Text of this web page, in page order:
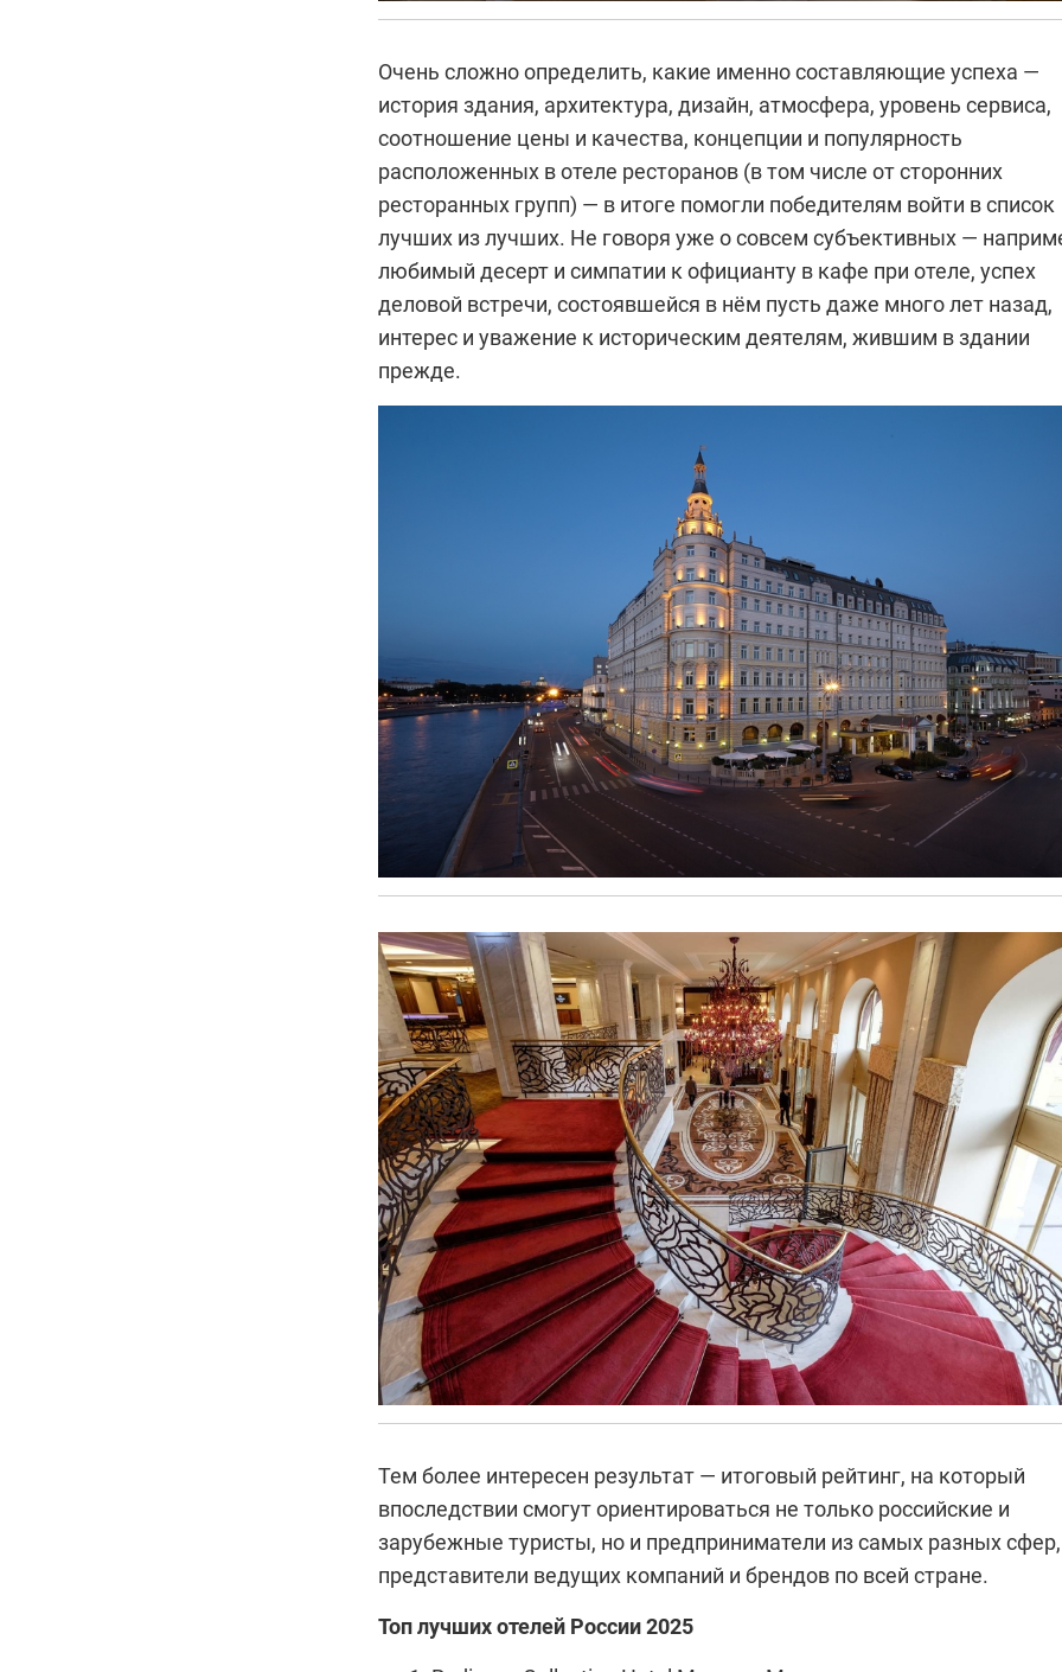
Очень сложно определить, какие именно составляющие успеха —
история здания, архитектура, дизайн, атмосфера, уровень сервиса,
соотношение цены и качества, концепции и популярность
расположенных в отеле ресторанов (в том числе от сторонних
ресторанных групп) — в итоге помогли победителям войти в список
лучших из лучших. Не говоря уже о совсем субъективных —
любимый десерт и симпатии к официанту в кафе при отеле, успех
деловой встречи, состоявшейся в нём пусть даже много лет назад,
интерес и уважение к историческим деятелям, жившим в здании
прежде.
Тем более интересен результат — итоговый рейтинг, на который
впоследствии смогут ориентироваться не только российские и
зарубежные туристы, но и предприниматели из самых разных сфер,
представители ведущих компаний и брендов по всей стране.
Топ лучших отелей России 2025